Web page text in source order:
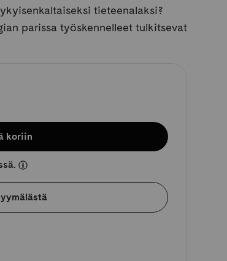
tieteenalaksi?
parissa työskennelleet tulkitsevat
koriin